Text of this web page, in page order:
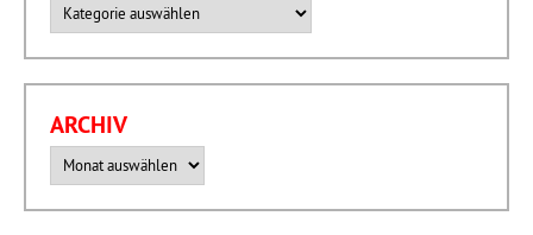
ARCHIV
Archiv